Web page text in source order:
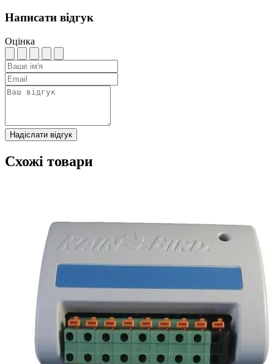
Написати відгук
Оцінка
Надіслати відгук
Схожі товари